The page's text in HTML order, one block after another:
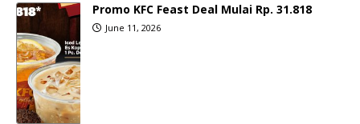
Promo KFC Feast Deal Mulai Rp. 31.818
June 11, 2026